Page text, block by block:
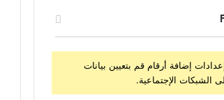
إضافة أرقام قم بتعيين بيانات
الشبكات الإجتماعية.